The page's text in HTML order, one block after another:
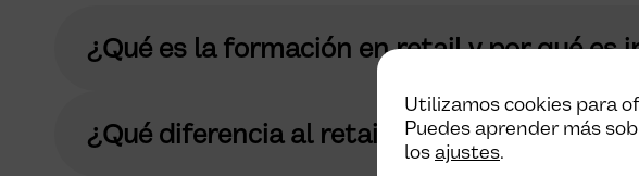
¿Qué es la formación en retail y por qué es
¿Qué diferencia al retail físico de la compra
Utilizamos cookies para
Puedes aprender más
losajustes.